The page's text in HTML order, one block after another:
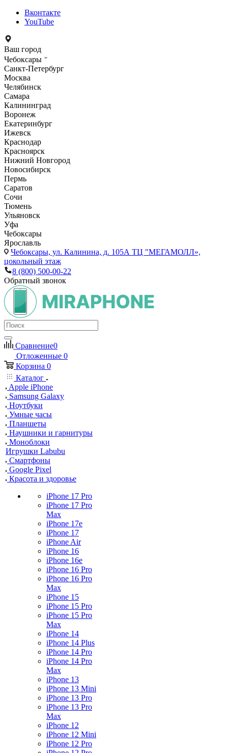
Вконтакте
YouTube
Ваш город
Чебоксары
Санкт-Петербург
Москва
Челябинск
Самара
Калининград
Воронеж
Екатеринбург
Ижевск
Краснодар
Красноярск
Нижний Новгород
Новосибирск
Пермь
Саратов
Сочи
Тюмень
Ульяновск
Уфа
Чебоксары
Ярославль
Чебоксары, ул. Калинина, д. 105А ТЦ "МЕГАМОЛЛ»,
цокольный этаж
8 (800) 500-00-22
Обратный звонок
Сравнение0
Отложенные 0
Корзина 0
Каталог
Apple iPhone
Samsung Galaxy
Ноутбуки
Умные часы
Планшеты
Наушники и гарнитуры
Моноблоки
Игрушки Labubu
Смартфоны
Google Pixel
Красота и здоровье
iPhone 17 Pro
iPhone 17 Pro
Max
iPhone 17e
iPhone 17
iPhone Air
iPhone 16
iPhone 16e
iPhone 16 Pro
iPhone 16 Pro
Max
iPhone 15
iPhone 15 Pro
iPhone 15 Pro
Max
iPhone 14
iPhone 14 Plus
iPhone 14 Pro
iPhone 14 Pro
Max
iPhone 13
iPhone 13 Mini
iPhone 13 Pro
iPhone 13 Pro
Max
iPhone 12
iPhone 12 Mini
iPhone 12 Pro